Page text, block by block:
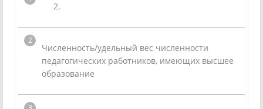
2.
Численность/удельный вес численности
педагогических работников, имеющих высшее
образование